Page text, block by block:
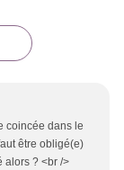
coincée dans le
être obligé(e)
alors ? <br />